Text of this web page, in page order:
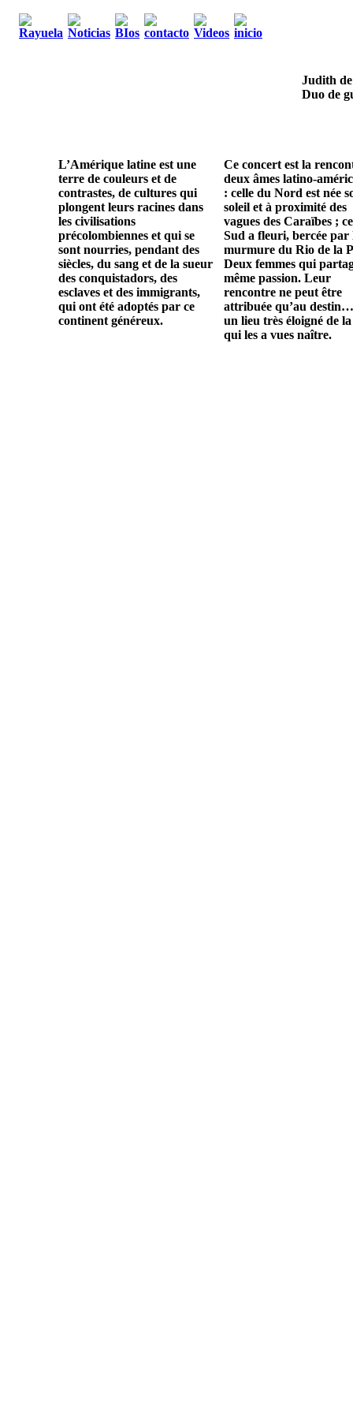
Judith
Duo de
L’Amérique latine est une
terre de couleurs et de
contrastes, de cultures qui
plongent leurs racines dans
les civilisations
précolombiennes et qui se
sont nourries, pendant des
siècles, du sang et de la sueur
des conquistadors, des
esclaves et des immigrants,
qui ont été adoptés par ce
continent généreux.
Ce concert est la
deux âmes latino-
: celle du Nord est née
soleil et à proximité des
vagues des Caraïbes ;
Sud a fleuri, bercée par
murmure du Rio de la
Deux femmes qui
même passion. Leur
rencontre ne peut être
attribuée qu’au
un lieu très éloigné de
qui les a vues naître.